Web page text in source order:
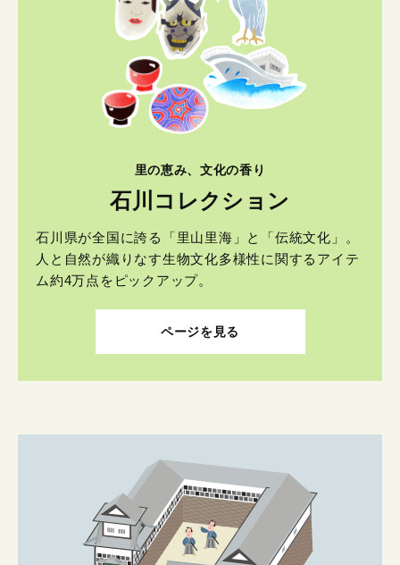
里の恵み、文化の香り
石川コレクション
石川県が全国に誇る「里山里海」と「伝統文化」。
人と自然が織りなす生物文化多様性に関するアイテ
ム約4万点をピックアップ。
ページを見る